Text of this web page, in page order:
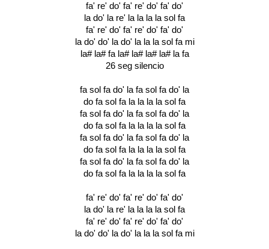
fa' re' do' fa' re' do' fa' do'
la do' la re' la la la la sol fa
fa' re' do' fa' re' do' fa' do'
la do' do' la do' la la la sol fa mi
la# la# fa la# la# la# la# la fa
26 seg silencio
fa sol fa do' la fa sol fa do' la
do fa sol fa la la la la sol fa
fa sol fa do' la fa sol fa do' la
do fa sol fa la la la la sol fa
fa sol fa do' la fa sol fa do' la
do fa sol fa la la la la sol fa
fa sol fa do' la fa sol fa do' la
do fa sol fa la la la la sol fa
fa' re' do' fa' re' do' fa' do'
la do' la re' la la la la sol fa
fa' re' do' fa' re' do' fa' do'
la do' do' la do' la la la sol fa mi